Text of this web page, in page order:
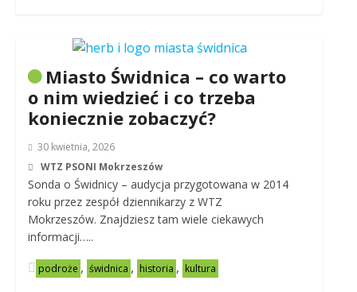
Miasto Świdnica – co warto
o nim wiedzieć i co trzeba
koniecznie zobaczyć?
30 kwietnia, 2026
WTZ PSONI Mokrzeszów
Sonda o Świdnicy – audycja przygotowana w 2014
roku przez zespół dziennikarzy z WTZ
Mokrzeszów. Znajdziesz tam wiele ciekawych
informacji…..
podroże , świdnica , historia , kultura